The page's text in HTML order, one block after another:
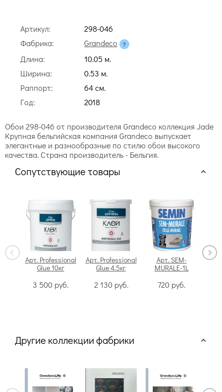
Артикул:
298-046
Фабрика:
Grandeco
Длина:
10.05 м.
Ширина:
0.53 м.
Раппорт:
64 cм.
Год:
2018
Обои 298-046 от производителя Grandeco коллекция Jade
Крупная бельгийская компания Grandeco выпускает
элегантные и разнообразные по стилю обои высокого
качества. Страна производитель - Бельгия.
Сопутствующие товары
Арт. Professional
Glue 10кг
3 500 руб.
Арт. Professional
Glue 4.5кг
2 130 руб.
Арт. SEM-
MURALE-1L
720 руб.
Другие коллекции фабрики